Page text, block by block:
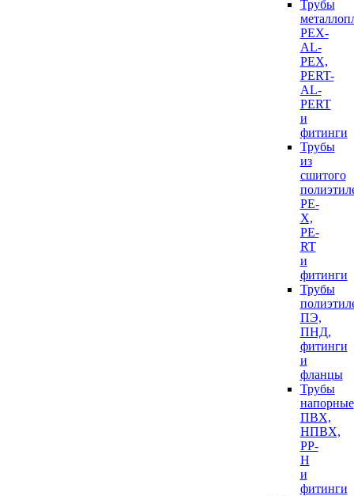
Трубы
PEX-
AL-
PEX,
PERT-
AL-
PERT
и
фитинги
Трубы
из
сшитого
PE-
X,
PE-
RT
и
фитинги
Трубы
ПЭ,
ПНД,
фитинги
и
фланцы
Трубы
напорные
ПВХ,
НПВХ,
PP-
H
и
фитинги